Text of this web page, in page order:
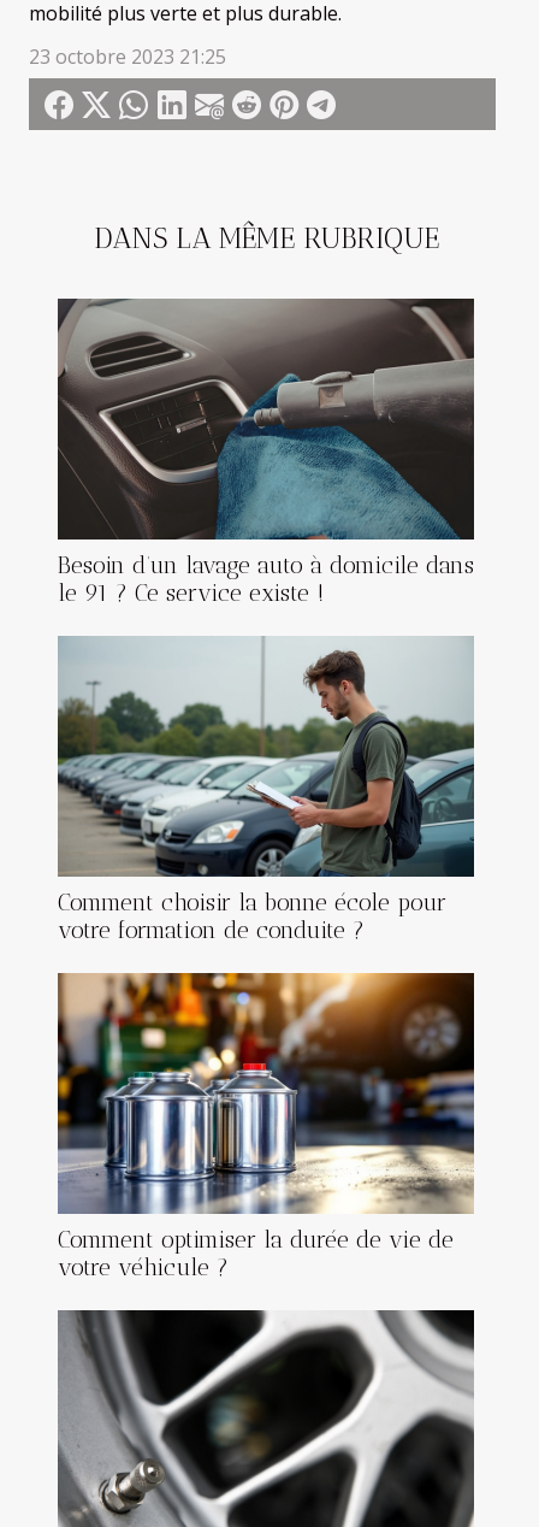
mobilité plus verte et plus durable.
23 octobre 2023 21:25
DANS LA MÊME RUBRIQUE
Besoin d’un lavage auto à domicile dans
le 91 ? Ce service existe !
Comment choisir la bonne école pour
votre formation de conduite ?
Comment optimiser la durée de vie de
votre véhicule ?